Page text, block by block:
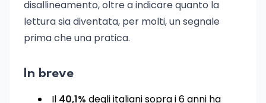
disallineamento, oltre a indicare quanto la
lettura sia diventata, per molti, un segnale
prima che una pratica.
In breve
Il 40,1% degli italiani sopra i 6 anni ha